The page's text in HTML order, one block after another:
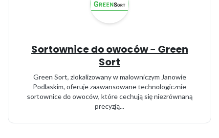
Sortownice do owoców - Green
Sort
Green Sort, zlokalizowany w malowniczym Janowie
Podlaskim, oferuje zaawansowane technologicznie
sortownice do owoców, które cechują się niezrównaną
precyzją...